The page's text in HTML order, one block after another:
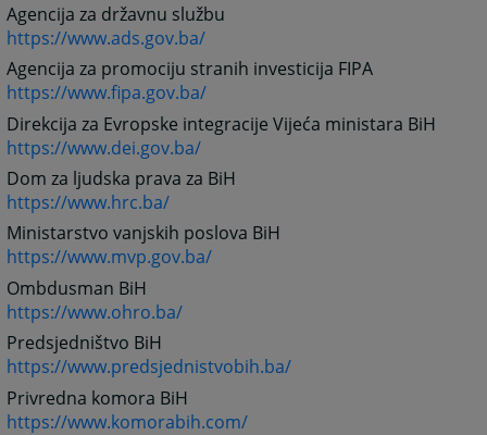
Agencija za državnu službu
https://www.ads.gov.ba/
Agencija za promociju stranih investicija FIPA
https://www.fipa.gov.ba/
Direkcija za Evropske integracije Vijeća ministara BiH
https://www.dei.gov.ba/
Dom za ljudska prava za BiH
https://www.hrc.ba/
Ministarstvo vanjskih poslova BiH
https://www.mvp.gov.ba/
Ombdusman BiH
https://www.ohro.ba/
Predsjedništvo BiH
https://www.predsjednistvobih.ba/
Privredna komora BiH
https://www.komorabih.com/